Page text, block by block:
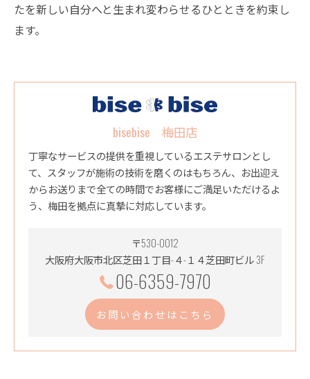
たを新しい自分へと生まれ変わらせるひとときを約束し
ます。
bisebise 梅田店
丁寧なサービスの提供を重視しているエステサロンとし
て、スタッフが施術の技術を磨くのはもちろん、お出迎え
からお送りまで全ての時間でお客様にご満足いただけるよ
う、梅田を拠点に真摯に対応しています。
〒530-0012
大阪府大阪市北区芝田１丁目-４-１４芝田町ビル 3F
06-6359-7970
お問い合わせはこちら